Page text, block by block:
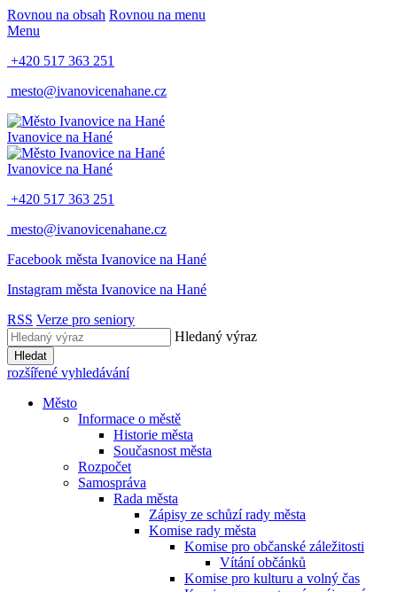
Rovnou na obsah Rovnou na menu
Menu
+420 517 363 251
mesto@ivanovicenahane.cz
Ivanovice na Hané
Ivanovice na Hané
+420 517 363 251
mesto@ivanovicenahane.cz
Facebook města Ivanovice na Hané
Instagram města Ivanovice na Hané
RSS Verze pro seniory
Hledaný výraz
Hledat
rozšířené vyhledávání
Město
Informace o městě
Historie města
Současnost města
Rozpočet
Samospráva
Rada města
Zápisy ze schůzí rady města
Komise rady města
Komise pro občanské záležitosti
Vítání občánků
Komise pro kulturu a volný čas